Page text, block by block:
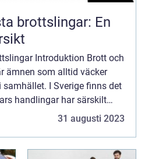
brottslingar: En
Introduktion Brott och
ämnen som alltid väcker
samhället. I Sverige finns det
handlingar har särskilt
och som har blivit kända
31 augusti 2023